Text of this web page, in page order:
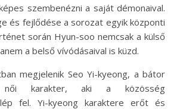
szembenézni a saját démonaival.
és fejlődése a sorozat egyik központi
során Hyun-soo nemcsak a külső
a belső vívódásaival is küzd.
megjelenik Seo Yi-kyeong, a bátor
karakter, aki a közösség
fel. Yi-kyeong karaktere erőt és